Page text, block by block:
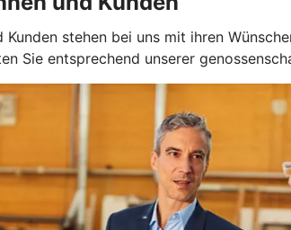
Kunden stehen bei uns mit ihren
Sie entsprechend unserer